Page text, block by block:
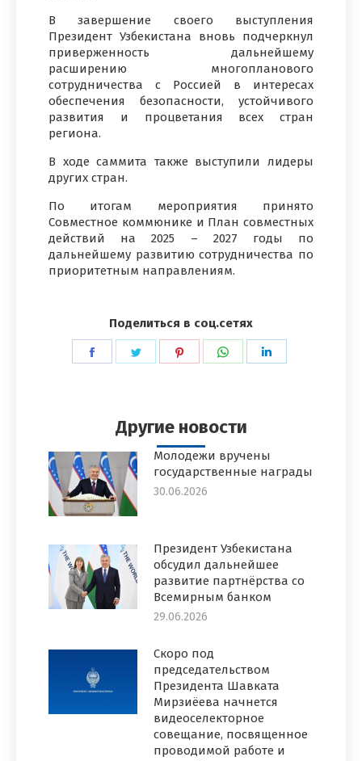
В завершение своего выступления
Президент Узбекистана вновь подчеркнул
приверженность дальнейшему
расширению многопланового
сотрудничества с Россией в интересах
обеспечения безопасности, устойчивого
развития и процветания всех стран
региона.
В ходе саммита также выступили лидеры
других стран.
По итогам мероприятия принято
Совместное коммюнике и План совместных
действий на 2025 – 2027 годы по
дальнейшему развитию сотрудничества по
приоритетным направлениям.
Поделиться в соц.сетях
ПоделитьсяПоделитьсяПоделитьсяПоделиться
Другие новости
Молодежи вручены
государственные награды
30.06.2026
Президент Узбекистана
обсудил дальнейшее
развитие партнёрства со
Всемирным банком
29.06.2026
Скоро под
председательством
Президента Шавката
Мирзиёева начнется
видеоселекторное
совещание, посвященное
проводимой работе и